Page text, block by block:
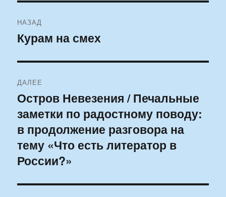
по
НАЗАД
Предыдущая
Курам на смех
ДАЛЕЕ
Следующая
запись:
Остров Невезения / Печальные
заметки по радостному поводу:
в продолжение разговора на
тему «Что есть литератор в
России?»